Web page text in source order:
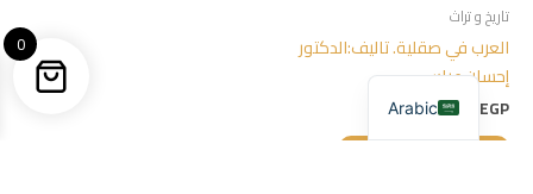
تاريخ و تراث
العرب في صقلية. تاليف:الدكتور
إحسان عباس
350,00 EGP
0
Arabic